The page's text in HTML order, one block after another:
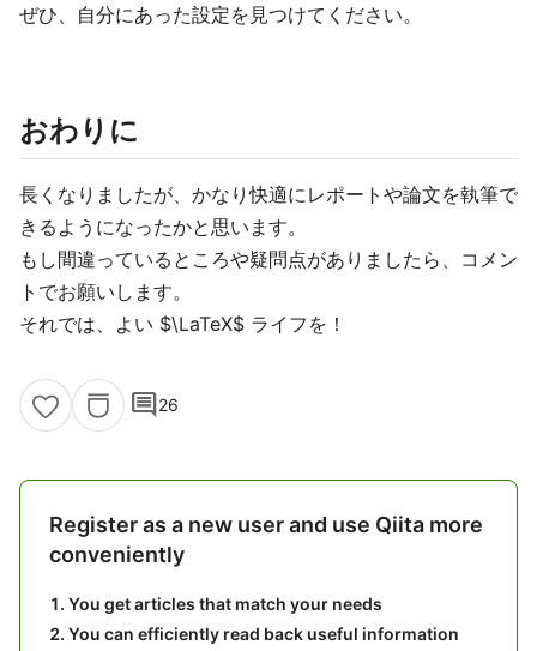
ぜひ、自分にあった設定を見つけてください。
おわりに
長くなりましたが、かなり快適にレポートや論文を執筆で
きるようになったかと思います。
もし間違っているところや疑問点がありましたら、コメン
トでお願いします。
それでは、よい $\LaTeX$ ライフを！
comment26
Register as a new user and use Qiita more
conveniently
You get articles that match your needs
You can efficiently read back useful information